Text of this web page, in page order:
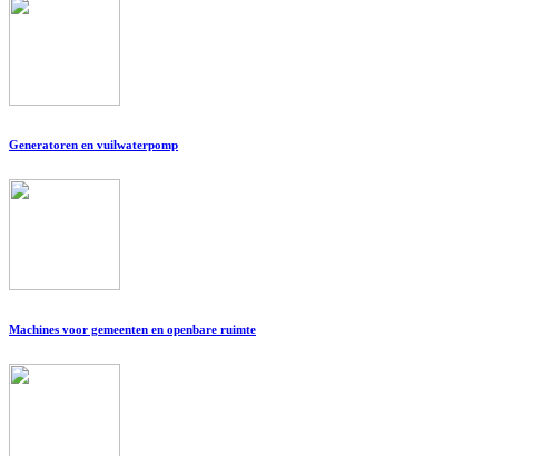
Generatoren en vuilwaterpomp
Machines voor gemeenten en openbare ruimte